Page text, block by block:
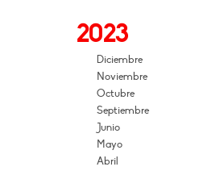
2023
Diciembre
Noviembre
Octubre
Septiembre
Junio
Mayo
Abril